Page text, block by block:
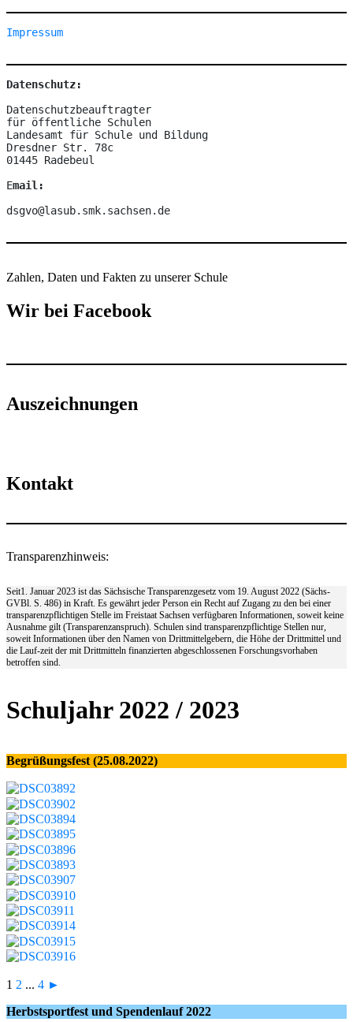
Impressum
Datenschutz:
Datenschutzbeauftragter
für öffentliche Schulen
Landesamt für Schule und Bildung
Dresdner Str. 78c
01445 Radebeul
Email:
dsgvo@lasub.smk.sachsen.de
Zahlen, Daten und Fakten zu unserer Schule
Wir bei Facebook
Auszeichnungen
Kontakt
Transparenzhinweis:
Seit1. Januar 2023 ist das Sächsische Transparenzgesetz vom 19. August 2022 (Sächs-
GVBl. S. 486) in Kraft. Es gewährt jeder Person ein Recht auf Zugang zu den bei einer
transparenzpflichtigen Stelle im Freistaat Sachsen verfügbaren Informationen, soweit keine
Ausnahme gilt (Transparenzanspruch). Schulen sind transparenzpflichtige Stellen nur,
soweit Informationen über den Namen von Drittmittelgebern, die Höhe der Drittmittel und
die Lauf-zeit der mit Drittmitteln finanzierten abgeschlossenen Forschungsvorhaben
betroffen sind.
Schuljahr 2022 / 2023
Begrüßungsfest (25.08.2022)
1 2 ... 4 ►
Herbstsportfest und Spendenlauf 2022